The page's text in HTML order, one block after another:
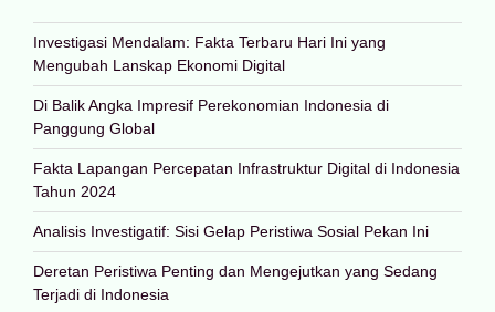
Investigasi Mendalam: Fakta Terbaru Hari Ini yang
Mengubah Lanskap Ekonomi Digital
Di Balik Angka Impresif Perekonomian Indonesia di
Panggung Global
Fakta Lapangan Percepatan Infrastruktur Digital di Indonesia
Tahun 2024
Analisis Investigatif: Sisi Gelap Peristiwa Sosial Pekan Ini
Deretan Peristiwa Penting dan Mengejutkan yang Sedang
Terjadi di Indonesia